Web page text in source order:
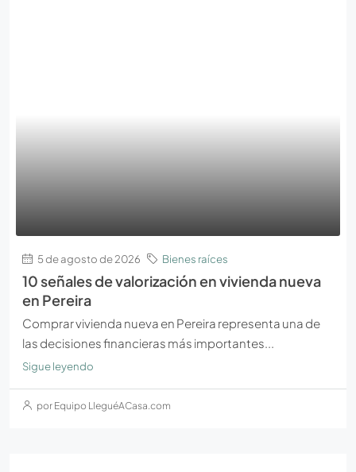
5 de agosto de 2026 Bienes raíces
10 señales de valorización en vivienda nueva
en Pereira
Comprar vivienda nueva en Pereira representa una de
las decisiones financieras más importantes...
Sigue leyendo
por Equipo LleguéACasa.com